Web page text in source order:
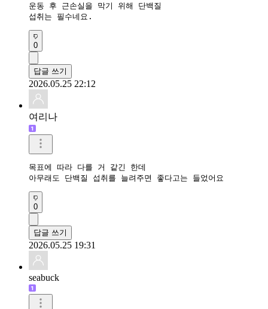
운동 후 근손실을 막기 위해 단백질
섭취는 필수네요.
0
답글 쓰기
2026.05.25 22:12
여리나
목표에 따라 다를 거 같긴 한데
아무래도 단백질 섭취를 늘려주면 좋다고는 들었어요
0
답글 쓰기
2026.05.25 19:31
seabuck